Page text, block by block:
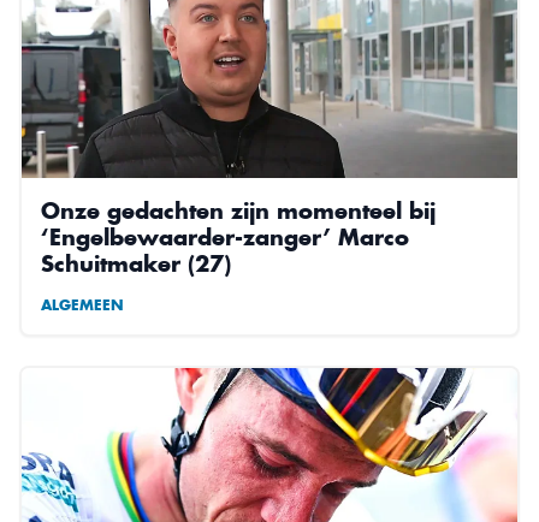
Onze gedachten zijn momenteel bij
‘Engelbewaarder-zanger’ Marco
Schuitmaker (27)
ALGEMEEN